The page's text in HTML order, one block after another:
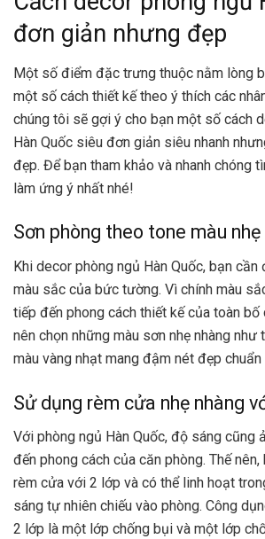
đơn giản nhưng đẹp
Một số điểm đặc trưng thuộc nằm lòng
một số cách thiết kế theo ý thích các
chúng tôi sẽ gợi ý cho bạn một số cách
Hàn Quốc siêu đơn giản siêu nhanh
đẹp. Để bạn tham khảo và nhanh chóng
làm ứng ý nhất nhé!
Sơn phòng theo tone màu nhẹ
Khi decor phòng ngủ Hàn Quốc, bạn
màu sắc của bức tường. Vì chính màu
tiếp đến phong cách thiết kế của toàn bố
nên chọn những màu sơn nhẹ nhàng như
màu vàng nhạt mang đậm nét đẹp chuẩn
Sử dụng rèm cửa nhẹ nhàng
Với phòng ngủ Hàn Quốc, độ sáng cũng
đến phong cách của căn phòng. Thế
rèm cửa với 2 lớp và có thể linh hoạt
sáng tự nhiên chiếu vào phòng. Công
2 lớp là một lớp chống bụi và một lớp